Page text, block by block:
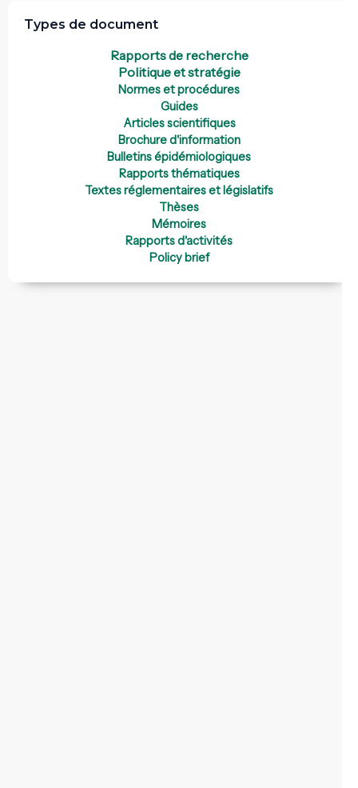
Types de document
Rapports de recherche
Politique et stratégie
Normes et procédures
Guides
Articles scientifiques
Brochure d'information
Bulletins épidémiologiques
Rapports thématiques
Textes réglementaires et législatifs
Thèses
Mémoires
Rapports d'activités
Policy brief